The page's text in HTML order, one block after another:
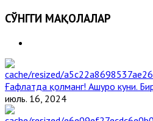
СЎНГГИ МАҚОЛАЛАР
Ғафлатда қолманг! Ашуро куни.
июль. 16, 2024